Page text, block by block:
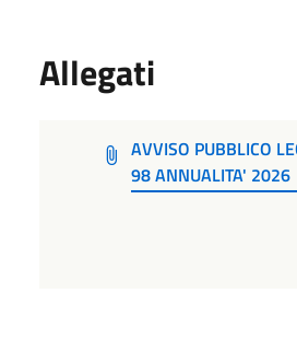
Allegati
AVVISO PUBBLICO
98 ANNUALITA' 2026